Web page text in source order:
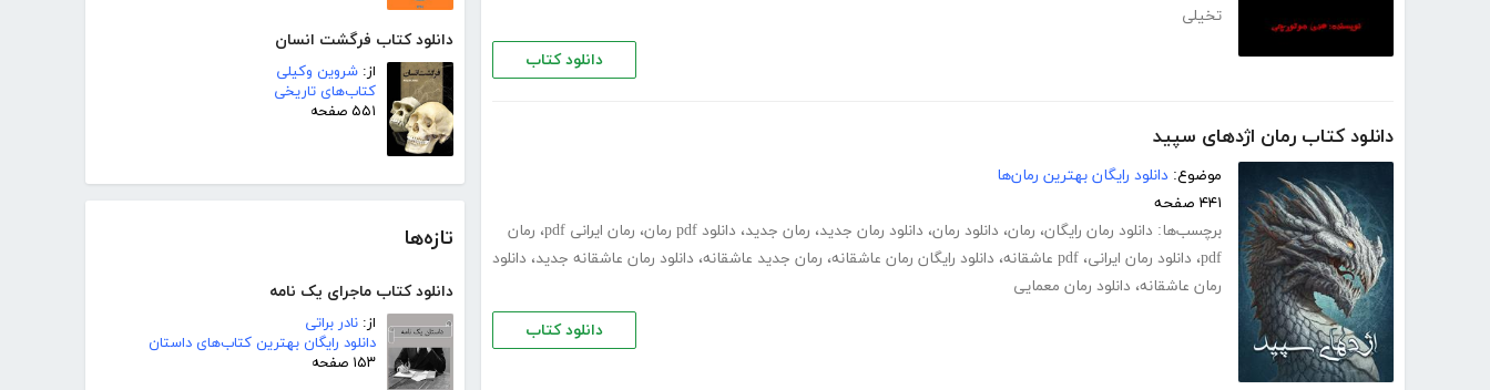
دانلود کتاب فرگشت انسان
از: شروین وکیلی
کتاب‌های تاریخی
۵۵۱ صفحه
تازه‌ها
دانلود کتاب ماجرای یک نامه
از: نادر براتی
دانلود رایگان بهترین کتاب‌های داستان
۱۵۳ صفحه
تخیلی
دانلود کتاب
دانلود کتاب رمان اژدهای سپید
موضوع: دانلود رایگان بهترین رمان‌ها
۴۴۱ صفحه
برچسب‌ها: دانلود رمان رایگان، رمان، دانلود رمان، دانلود رمان جدید، رمان جدید، دانلود pdf رمان ، رمان ایرانی pdf ، رمان
pdf، دانلود رمان ایرانی، pdf عاشقانه ، دانلود رایگان رمان عاشقانه، رمان جدید عاشقانه، دانلود رمان عاشقانه جدید، دانلود
رمان عاشقانه، دانلود رمان معمایی
دانلود کتاب